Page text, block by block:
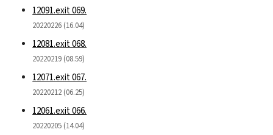
12091.exit 069.
20220226 (16.04)
12081.exit 068.
20220219 (08.59)
12071.exit 067.
20220212 (06.25)
12061.exit 066.
20220205 (14.04)